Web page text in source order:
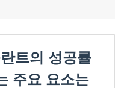
트의 성공률
주요 요소는